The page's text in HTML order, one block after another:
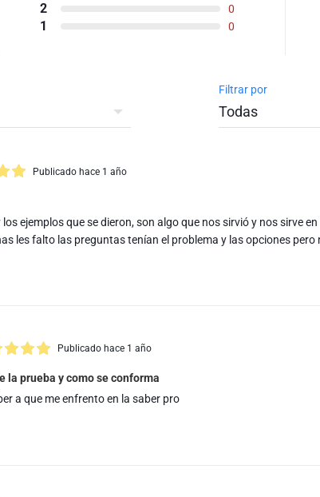
2 0
1 0
Filtrar por
Publicado hace 1 año
ejemplos que se dieron, son algo que nos sirvió y nos sirve
les falto las preguntas tenían el problema y las opciones
Publicado hace 1 año
la prueba y como se conforma
a que me enfrento en la saber pro